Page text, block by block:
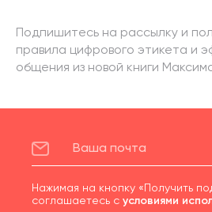
Подпишитесь на рассылку и
правила цифрового этикета и
общения из новой книги
Нажимая на кнопку «Получить
соглашаетесь с условиями